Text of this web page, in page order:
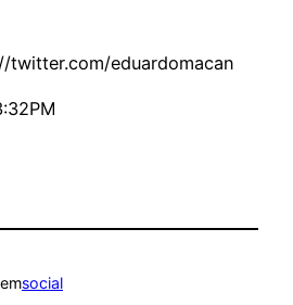
eduardomacan
emsocial